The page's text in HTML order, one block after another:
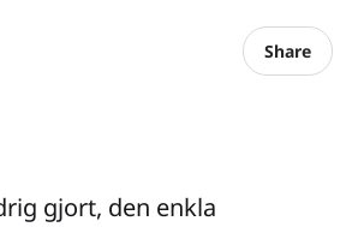
Share
gjort, den enkla